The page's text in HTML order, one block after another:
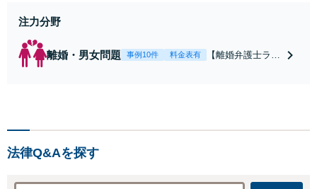
注力分野
離婚・男女問題 事例10件 料金表有
【離婚弁護士ラン
で金銭的に満足で
法律Q&Aを探す